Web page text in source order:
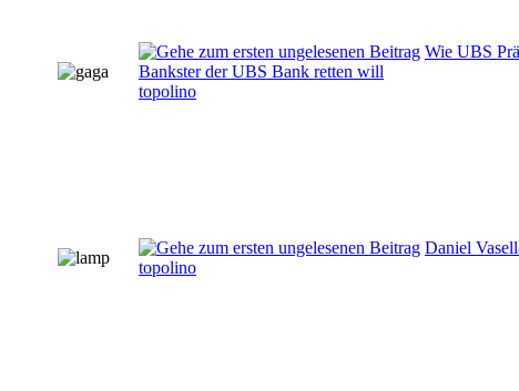
Wie UBS
Bankster der UBS Bank retten will
topolino
Daniel
topolino